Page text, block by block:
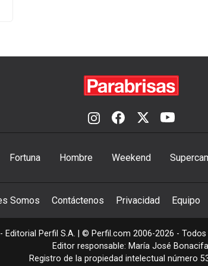
Fortuna Hombre Weekend
Somos Contáctenos Privacidad Equipo
Editorial Perfil S.A. | © Perfil.com 2006-2026 -
Editor responsable: María José
Registro de la propiedad intelectual número